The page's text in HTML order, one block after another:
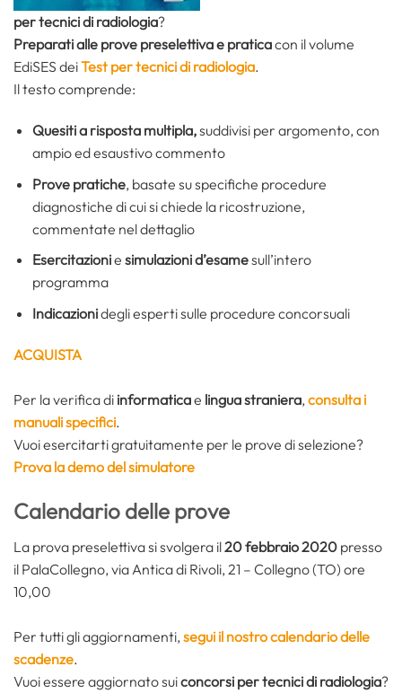
per tecnici di radiologia?
Preparati alle prove preselettiva e praticacon il volume
EdiSES deiTest per tecnici di radiologia.
Il testo comprende:
Quesiti a risposta multipla,suddivisi per argomento, con
ampio ed esaustivo commento
Prove pratiche, basate su specifiche procedure
diagnostiche di cui si chiede la ricostruzione,
commentate nel dettaglio
Esercitazionie simulazioni d’esamesull’intero
programma
Indicazionidegli esperti sulle procedure concorsuali
ACQUISTA
Per la verifica di informaticae lingua straniera, consulta i
manuali specifici.
Vuoi esercitarti gratuitamente per le prove di selezione?
Prova la demo del simulatore
Calendario delle prove
La prova preselettiva si svolgera il20 febbraio 2020 presso
il PalaCollegno, via Antica di Rivoli, 21 – Collegno (TO) ore
10,00
Per tutti gli aggiornamenti, segui il nostro calendario delle
scadenze.
Vuoi essere aggiornato suiconcorsi per tecnici di radiologia?